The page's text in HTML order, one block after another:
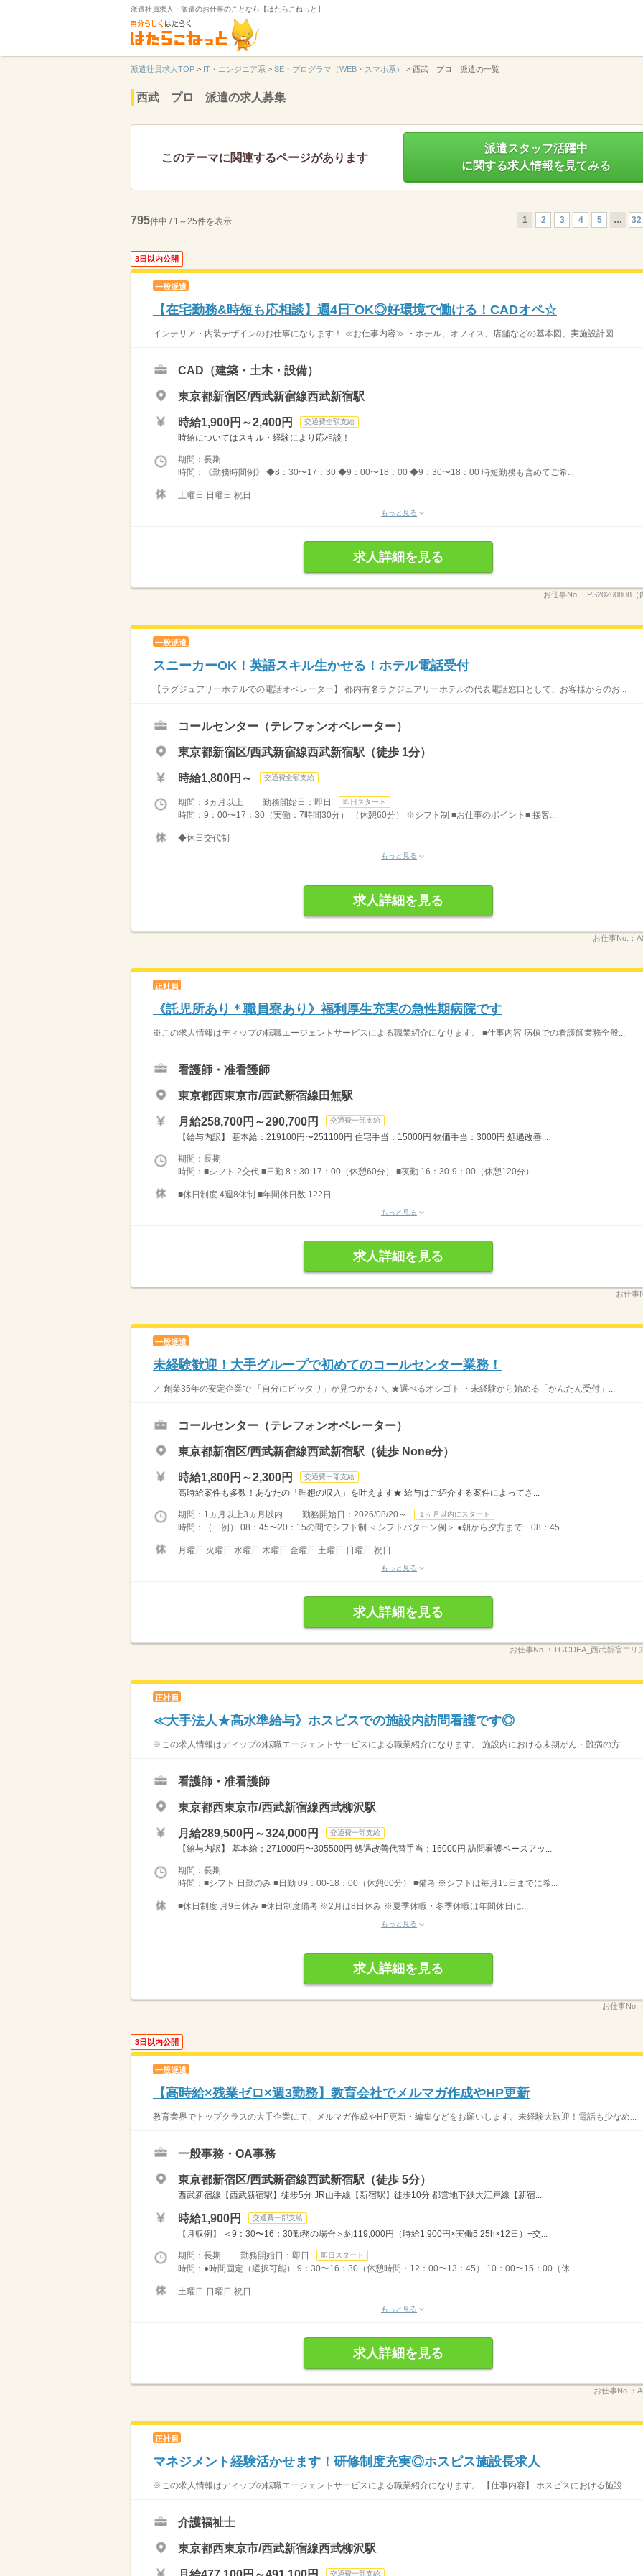
派遣社員求人・派遣のお仕事のことなら【はたらこねっと】
派遣社員求人TOP > IT・エンジニア系 > SE・プログラマ（WEB・スマホ系） > 西武 プロ 派遣の一覧
西武 プロ 派遣の求人募集
このテーマに関連するページがあります
派遣スタッフ活躍中
に関する求人情報を見てみる
795件中 / 1～25件を表示 1 2 3 4 5 … 32
3日以内公開
一般派遣
【在宅勤務&時短も応相談】週4日‾OK◎好環境で働ける！CADオペ☆
インテリア・内装デザインのお仕事になります！ ≪お仕事内容≫ ・ホテル、オフィス、店舗などの基本図、実施設計図...
CAD（建築・土木・設備）
東京都新宿区/西武新宿線西武新宿駅
時給1,900円～2,400円 交通費全額支給
時給についてはスキル・経験により応相談！
期間：長期
時間：《勤務時間例》 ◆8：30〜17：30 ◆9：00〜18：00 ◆9：30〜18：00 時短勤務も含めてご希...
土曜日 日曜日 祝日
もっと見る
求人詳細を見る
お仕事No.： PS20260808（
一般派遣
スニーカーOK！英語スキル生かせる！ホテル電話受付
【ラグジュアリーホテルでの電話オペレーター】 都内有名ラグジュアリーホテルの代表電話窓口として、お客様からのお...
コールセンター（テレフォンオペレーター）
東京都新宿区/西武新宿線西武新宿駅（徒歩 1分）
時給1,800円～ 交通費全額支給
期間：3ヵ月以上 勤務開始日：即日 即日スタート
時間：9：00〜17：30（実働：7時間30分） （休憩60分） ※シフト制 ■お仕事のポイント■ 接客...
◆休日交代制
もっと見る
求人詳細を見る
お仕事No.：
正社員
《託児所あり＊職員寮あり》福利厚生充実の急性期病院です
※この求人情報はディップの転職エージェントサービスによる職業紹介になります。 ■仕事内容 病棟での看護師業務全般...
看護師・准看護師
東京都西東京市/西武新宿線田無駅
月給258,700円～290,700円 交通費一部支給
【給与内訳】 基本給：219100円〜251100円 住宅手当：15000円 物価手当：3000円 処遇改善...
期間：長期
時間：■シフト 2交代 ■日勤 8：30-17：00（休憩60分） ■夜勤 16：30-9：00（休憩120分）
■休日制度 4週8休制 ■年間休日数 122日
もっと見る
求人詳細を見る
お仕事
一般派遣
未経験歓迎！大手グループで初めてのコールセンター業務！
／ 創業35年の安定企業で 「自分にピッタリ」が見つかる♪ ＼ ★選べるオシゴト ・未経験から始める「かんたん受付」...
コールセンター（テレフォンオペレーター）
東京都新宿区/西武新宿線西武新宿駅（徒歩 None分）
時給1,800円～2,300円 交通費一部支給
高時給案件も多数！あなたの「理想の収入」を叶えます★ 給与はご紹介する案件によってさ...
期間：1ヵ月以上3ヵ月以内 勤務開始日：2026/08/20～ １ヶ月以内にスタート
時間：（一例） 08：45〜20：15の間でシフト制 ＜シフトパターン例＞ ●朝から夕方まで…08：45...
月曜日 火曜日 水曜日 木曜日 金曜日 土曜日 日曜日 祝日
もっと見る
求人詳細を見る
お仕事No.： TGCDEA_西武新宿エリ
正社員
≪大手法人★高水準給与》ホスピスでの施設内訪問看護です◎
※この求人情報はディップの転職エージェントサービスによる職業紹介になります。 施設内における末期がん・難病の方...
看護師・准看護師
東京都西東京市/西武新宿線西武柳沢駅
月給289,500円～324,000円 交通費一部支給
【給与内訳】 基本給：271000円〜305500円 処遇改善代替手当：16000円 訪問看護ベースアッ...
期間：長期
時間：■シフト 日勤のみ ■日勤 09：00-18：00（休憩60分） ■備考 ※シフトは毎月15日までに希...
■休日制度 月9日休み ■休日制度備考 ※2月は8日休み ※夏季休暇・冬季休暇は年間休日に...
もっと見る
求人詳細を見る
お仕事No.：
3日以内公開
一般派遣
【高時給×残業ゼロ×週3勤務】教育会社でメルマガ作成やHP更新
教育業界でトップクラスの大手企業にて、メルマガ作成やHP更新・編集などをお願いします。未経験大歓迎！電話も少なめ...
一般事務・OA事務
東京都新宿区/西武新宿線西武新宿駅（徒歩 5分）
西武新宿線【西武新宿駅】徒歩5分 JR山手線【新宿駅】徒歩10分 都営地下鉄大江戸線【新宿...
時給1,900円 交通費一部支給
【月収例】 ＜9：30〜16：30勤務の場合＞約119,000円（時給1,900円×実働5.25h×12日）+交...
期間：長期 勤務開始日：即日 即日スタート
時間：●時間固定（選択可能） 9：30〜16：30（休憩時間・12：00〜13：45） 10：00〜15：00（休...
土曜日 日曜日 祝日
もっと見る
求人詳細を見る
お仕事No.：
正社員
マネジメント経験活かせます！研修制度充実◎ホスピス施設長求人
※この求人情報はディップの転職エージェントサービスによる職業紹介になります。 【仕事内容】 ホスピスにおける施設...
介護福祉士
東京都西東京市/西武新宿線西武柳沢駅
交通費一部支給